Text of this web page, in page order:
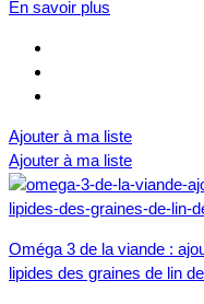
En savoir plus
Ajouter à ma liste
Ajouter à ma liste
Oméga 3 de la viande :
lipides des graines de lin